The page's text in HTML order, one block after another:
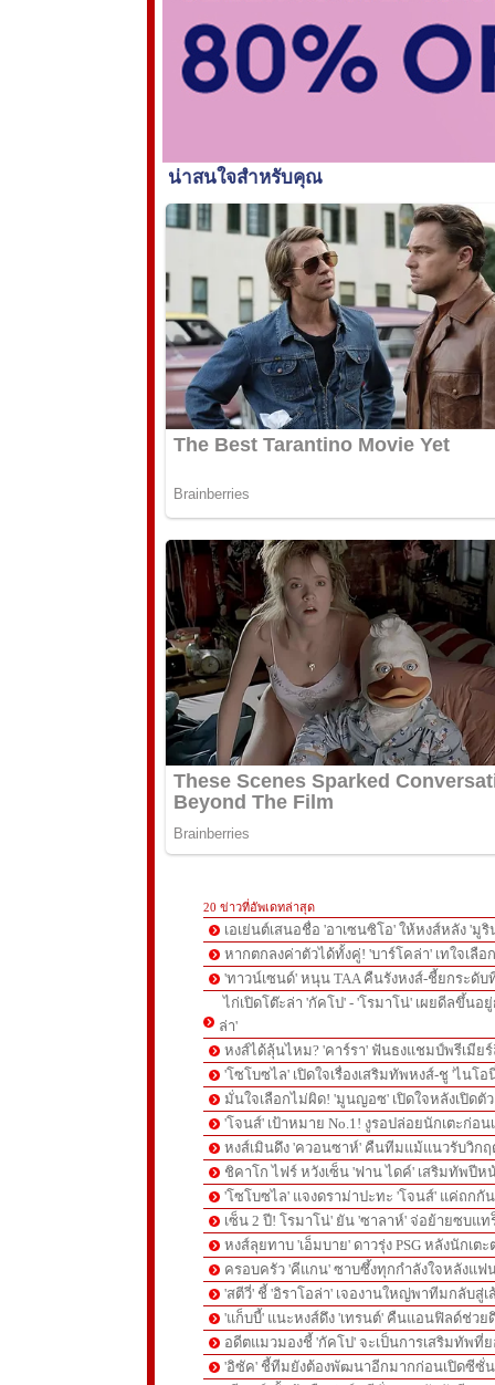
20 ข่าวที่อัพเดทล่าสุด
เอเย่นต์เสนอชื่อ 'อาเซนซิโอ' ให้หงส์หลัง 'มู
หากตกลงค่าตัวได้ทั้งคู่! 'บาร์โคล่า' เทใจเลือ
'ทาวน์เซนด์' หนุน TAA คืนรังหงส์-ชี้ยกระดั
ไก่เปิดโต๊ะล่า 'กัคโป' - 'โรมาโน่' เผยดีลขึ้นอ
ล่า'
หงส์ได้ลุ้นไหม? 'คาร์รา' ฟันธงแชมป์พรีเมีย
'โซโบซไล' เปิดใจเรื่องเสริมทัพหงส์-ชู 'ไนโ
มั่นใจเลือกไม่ผิด! 'มูนญอซ' เปิดใจหลังเปิดตั
'โจนส์' เป้าหมาย No.1! งูรอปล่อยนักเตะก่อ
หงส์เมินดึง 'ควอนซาห์' คืนทีมแม้แนวรับวิก
ชิคาโก ไฟร์ หวังเซ็น 'ฟาน ไดค์' เสริมทัพปีห
'โซโบซไล' แจงดราม่าปะทะ 'โจนส์' แค่ถกกั
เซ็น 2 ปี! โรมาโน่' ยัน 'ซาลาห์' จ่อย้ายซบแ
หงส์ลุยทาบ 'เอ็มบาย' ดาวรุ่ง PSG หลังนักเต
ครอบครัว 'คีแกน' ซาบซึ้งทุกกำลังใจหลังแฟ
'สตีวี่' ชี้ 'อิราโอล่า' เจองานใหญ่พาทีมกลับสู่
'แก็บบี้' แนะหงส์ดึง 'เทรนต์' คืนแอนฟิลด์ช่วย
อดีตแมวมองชี้ 'กัคโป' จะเป็นการเสริมทัพที่
'อิซัค' ชี้ทีมยังต้องพัฒนาอีกมากก่อนเปิดซีซั่